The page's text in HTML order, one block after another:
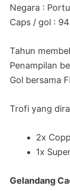
Negara :
Caps / gol :
Tahun
Penampilan
Gol bersama
Trofi yang
2x
1x
Gelandang